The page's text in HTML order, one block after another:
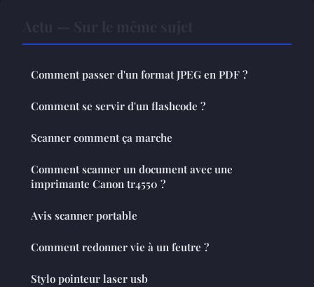
Comment passer d'un format JPEG en PDF ?
Comment se servir d'un flashcode ?
Scanner comment ça marche
Comment scanner un document avec une
imprimante Canon tr4550 ?
Avis scanner portable
Comment redonner vie à un feutre ?
Stylo pointeur laser usb